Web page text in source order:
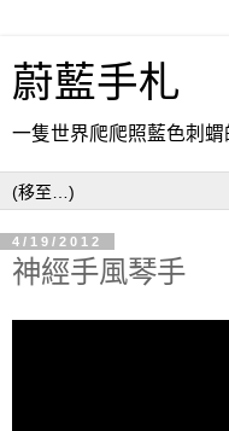
蔚藍手札
一隻世界爬爬照藍色刺
4/19/2012
神經手風琴手